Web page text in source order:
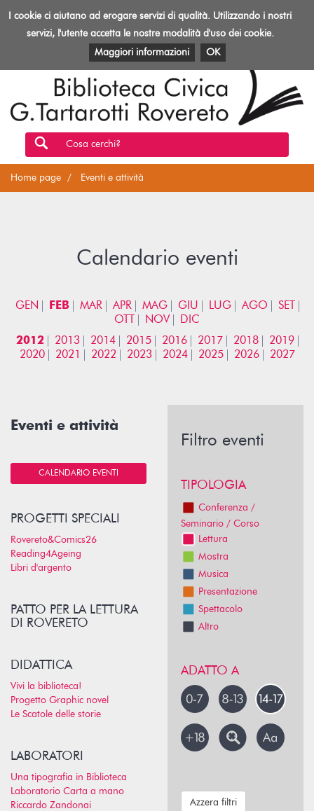
Toggle
Biblioteca
Rovereto
EVENTI E ATTIVITÀ PATRIMONIO E RISORSE
Cosa cerchi?
Home page Eventi e attività
Calendario eventi
GEN FEB MAR APR MAG GIU LUG AGO
SET
OTT
NOV
DIC
2012
2013 2014 2015 2016 2017 2018
2019
2020
2021 2022 2023 2024 2025 2026 2027
Eventi e attività
CALENDARIO EVENTI
PROGETTI SPECIALI
Rovereto&Comics26
Reading4Ageing
Libri d'argento
PATTO PER LA LETTURA
DI ROVERETO
DIDATTICA
Vivi la biblioteca!
Progetto Graphic novel
Le Scatole delle storie
LABORATORI
Una tipografia in Biblioteca
Laboratorio Carta a mano
Riccardo Zandonai
Filtro eventi
TIPOLOGIA
Conferenza /
Seminario / Corso
Lettura
Mostra
Musica
Presentazione
Spettacolo
Altro
ADATTO A
Azzera filtri
I cookie ci aiutano ad erogare servizi di qualità. Utilizzando i nostri
servizi, l'utente accetta le nostre modalità d'uso dei cookie.
Maggiori informazioni
OK